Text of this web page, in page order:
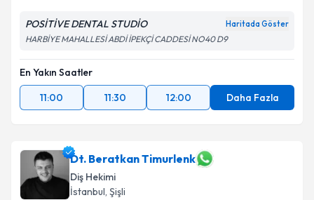
POSİTİVE DENTAL STUDİO Haritada Göster
HARBİYE MAHALLESİ ABDİ İPEKÇİ CADDESİ NO40 D9
En Yakın Saatler
11:00
11:30 12:00 Daha Fazla
Dt. Beratkan Timurlenk
Diş Hekimi
İstanbul, Şişli